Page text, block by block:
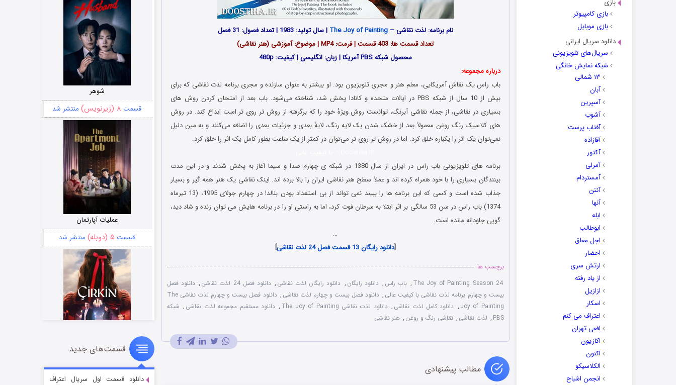
بازی
بازی کامپیوتر
بازی موبایل
دانلود سریال ایرانی
سریال‌های تلویزیونی
شبکه نمایش خانگی
۱۳ شمالی
آبان
آسپرین
آشوب
آفتاب پرست
آقازاده
آکتور
آمرلی
آمستردام
آنتن
آنها
ابله
ابوطالب
اجل معلق
احضار
ارتش سری
از یاد رفته
ازازیل
اسکار
اعتراف می کنم
افعی تهران
اکازیون
اکنون
الکلاسیکو
انجمن اشباح
نام برنامه: لذت نقاشی –The Joy of Painting | سال تولید: 1983 | تعداد فصول: 31 فصل
تعداد قسمت ها: 403 قسمت | فرمت: MP4 | موضوع: آموزشی (هنر نقاشی)
محصول شبکه PBS آمریکا |
زبان: انگلیسی | کیفیت: 480p
درباره مجموعه:
باب راس یک نقاش آمریکایی، معلم هنر و مجری تلویزیون بود. او بیشتر به عنوان سازنده و مجری برنامه لذت نقاشی که برای
بیش از 10 سال از شبکه PBS در ایالات متحده و کانادا پخش شد، شناخته می‌شود. باب بعد از امتحان کردن روش های
بسیاری در نقاشی، از جمله نقاشی آبرنگ، توانست روش ویژهٔ خود را که برگرفته از روش تر روی تر است ابداع کند. در روش
های کلاسیک رنگ روغن معمولاً بعد از خشک شدن یک لایه رنگ، لایهٔ بعدی و جزئیات بعدی را اضافه می‌کنند و به مین دلیل
نمی‌توان یک اثر را یکباره خلق کرد. اما در روش تر روی تر می‌توان در کمتر از یک ساعت بطور کامل یک اثر را خلق کرد.
برنامه های تلویزیونی باب راس در ایران از سال 1380 در شبکه ی چهارم صدا و سیما آغاز به پخش شدند و در این مدت
بینندگان بسیاری را با خود همراه کرده اند و عملاً سطح هنر نقاشی ایران را بالا برده اند. اینک نقاشی یک هنر همه گیر و بسیار
جذاب شده است و کسی که این برنامه ها را ببیند نمی تواند از بی استعداد بودن بنالد! در چهارم جولای 1995، (13 تیرماه
1374) باب راس در سن 53 سالگی بر اثر ابتلا به سرطان فوت کرد، اما به راستی او را در برنامه هایش می توان زنده و شاد دید،
گویی جاودانه مانده است.
…
[دانلود رایگان 13 قسمت فصل 24 لذت نقاشی ]
برچسب ها
The Joy of Painting Season 24
, باب راس , دانلود رایگان , دانلود رایگان لذت نقاشی , دانلود فصل 24 لذت نقاشی , دانلود فصل
بیست و چهارم برنامه لذت نقاشی با کیفیت عالی , دانلود فصل بیست و چهارم لذت نقاشی ,
دانلود فصل بیست و چهارم لذت نقاشی The
Joy of Painting
, دانلود کامل لذت نقاشی , دانلود لذت نقاشی The Joy of Painting , دانلود مستقیم مجموعه لذت نقاشی , شبکه
PBS
, لذت نقاشی , نقاشی رنگ و روغن , هنر نقاشی
مطالب پیشنهادی
شوهر
قسمت ۸ (زیرنویس) منتشر شد
عملیات آپارتمان
قسمت ۵ (دوبله) منتشر شد
سریال زشت
قسمت۲ (زیرنویس) منتشر شد
قسمت‌های جدید
دانلود قسمت اول سریال اعتراف